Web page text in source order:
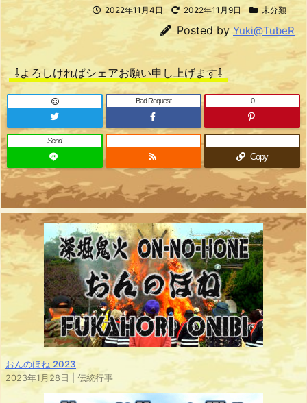
2022年11月4日 2022年11月9日 未分類
Posted by Yuki@TubeR
⇩よろしければシェアお願い申し上げます⇩
Bad Request 0
Send -
Copy
-
おんのほね 2023
2023年1月28日 伝統行事